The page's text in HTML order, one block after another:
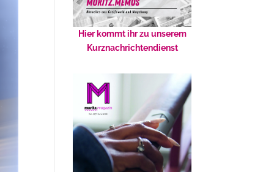
Hier kommt ihr zu unserem
Kurznachrichtendienst